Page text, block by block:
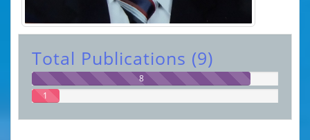
Total Publications (9)
8
1